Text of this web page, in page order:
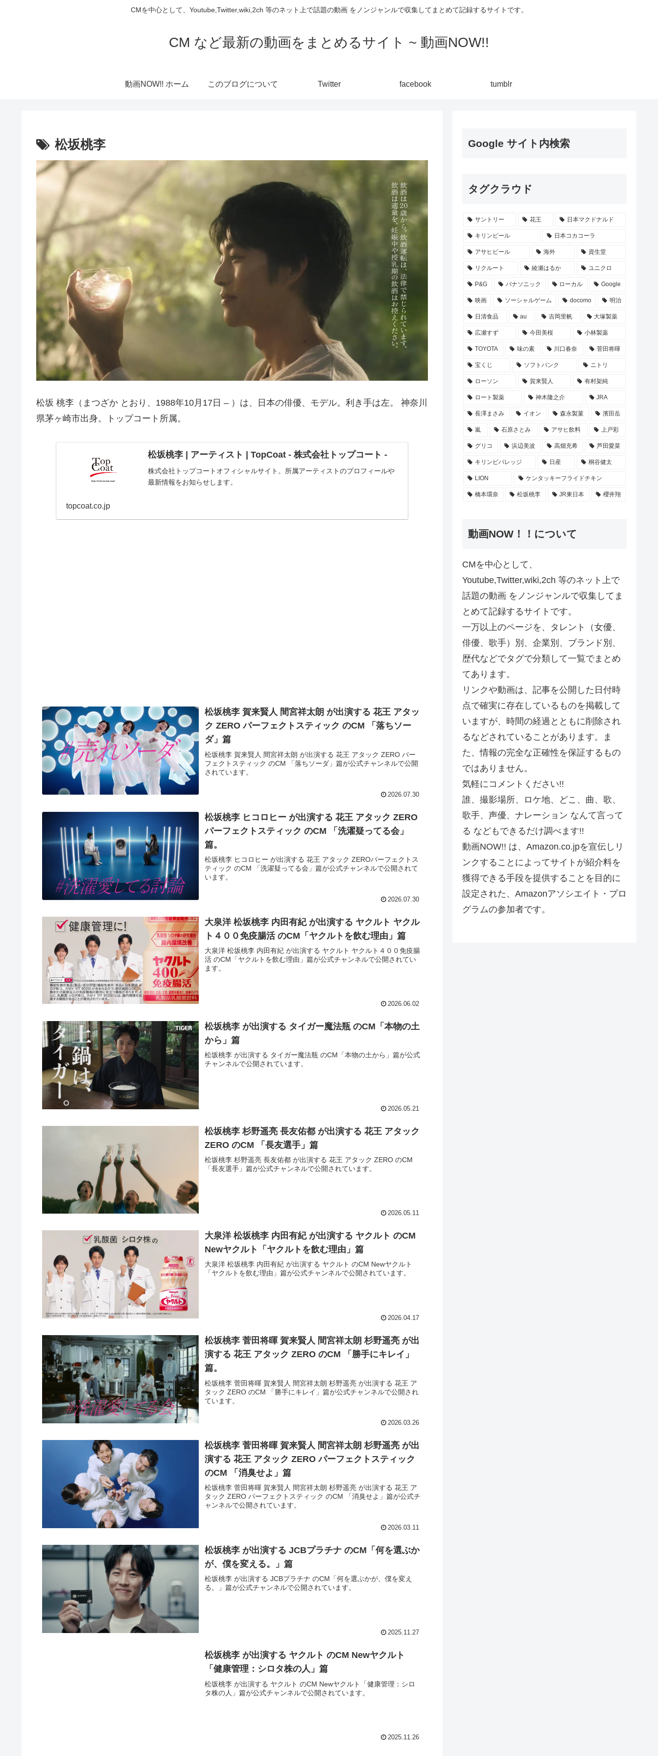
CMを中心として、Youtube,Twitter,wiki,2ch 等のネット上で話題の動画 をノンジャンルで収集してまとめて記録するサイトです。
CM など最新の動画をまとめるサイト ~ 動画NOW!!
動画NOW!! ホーム このブログについて Twitter facebook tumblr
松坂桃李
松坂 桃李（まつざか とおり、1988年10月17日 – ）は、日本の俳優、モデル。利き手は左。 神奈川
県茅ヶ崎市出身。トップコート所属。
松坂桃李 | アーティスト | TopCoat - 株式会社トップコート -
株式会社トップコートオフィシャルサイト。所属アーティストのプロフィールや
最新情報をお知らせします。
topcoat.co.jp
松坂桃李 賀来賢人 間宮祥太朗 が出演する 花王 アタッ
ク ZERO パーフェクトスティック のCM 「落ちソー
ダ」篇
松坂桃李 賀来賢人 間宮祥太朗 が出演する 花王 アタック ZERO パー
フェクトスティック のCM 「落ちソーダ」篇が公式チャンネルで公開
されています。
2026.07.30
松坂桃李 ヒコロヒー が出演する 花王 アタック ZERO
パーフェクトスティック のCM 「洗濯疑ってる会」
篇。
松坂桃李 ヒコロヒー が出演する 花王 アタック ZEROパーフェクトス
ティック のCM 「洗濯疑ってる会」篇が公式チャンネルで公開されて
います。
2026.07.30
大泉洋 松坂桃李 内田有紀 が出演する ヤクルト ヤクル
ト４００免疫腸活 のCM「ヤクルトを飲む理由」篇
大泉洋 松坂桃李 内田有紀 が出演する ヤクルト ヤクルト４００免疫腸
活 のCM「ヤクルトを飲む理由」篇が公式チャンネルで公開されてい
ます。
2026.06.02
松坂桃李 が出演する タイガー魔法瓶 のCM「本物の土
から」篇
松坂桃李 が出演する タイガー魔法瓶 のCM「本物の土から」篇が公式
チャンネルで公開されています。
2026.05.21
松坂桃李 杉野遥亮 長友佑都 が出演する 花王 アタック
ZERO のCM 「長友選手」篇
松坂桃李 杉野遥亮 長友佑都 が出演する 花王 アタック ZERO のCM
「長友選手」篇が公式チャンネルで公開されています。
2026.05.11
大泉洋 松坂桃李 内田有紀 が出演する ヤクルト のCM
Newヤクルト「ヤクルトを飲む理由」篇
大泉洋 松坂桃李 内田有紀 が出演する ヤクルト のCM Newヤクルト
「ヤクルトを飲む理由」篇が公式チャンネルで公開されています。
2026.04.17
松坂桃李 菅田将暉 賀来賢人 間宮祥太朗 杉野遥亮 が出
演する 花王 アタック ZERO のCM 「勝手にキレイ」
篇。
松坂桃李 菅田将暉 賀来賢人 間宮祥太朗 杉野遥亮 が出演する 花王 ア
タック ZERO のCM 「勝手にキレイ」篇が公式チャンネルで公開され
ています。
2026.03.26
松坂桃李 菅田将暉 賀来賢人 間宮祥太朗 杉野遥亮 が出
演する 花王 アタック ZERO パーフェクトスティック
のCM 「消臭せよ」篇
松坂桃李 菅田将暉 賀来賢人 間宮祥太朗 杉野遥亮 が出演する 花王 ア
タック ZERO パーフェクトスティック のCM 「消臭せよ」篇が公式チ
ャンネルで公開されています。
2026.03.11
松坂桃李 が出演する JCBプラチナ のCM「何を選ぶか
が、僕を変える。」篇
松坂桃李 が出演する JCBプラチナ のCM「何を選ぶかが、僕を変え
る。」篇が公式チャンネルで公開されています。
2025.11.27
松坂桃李 が出演する ヤクルト のCM Newヤクルト
「健康管理：シロタ株の人」篇
松坂桃李 が出演する ヤクルト のCM Newヤクルト「健康管理：シロ
タ株の人」篇が公式チャンネルで公開されています。
2025.11.26
Google サイト内検索
タグクラウド
サントリー 花王 日本マクドナルド
キリンビール 日本コカコーラ
アサヒビール 海外 資生堂
リクルート 綾瀬はるか ユニクロ
P&G パナソニック ローカル Google
映画 ソーシャルゲーム docomo 明治
日清食品 au 吉岡里帆 大塚製薬
広瀬すず 今田美桜 小林製薬
TOYOTA 味の素 川口春奈 菅田将暉
宝くじ ソフトバンク ニトリ
ローソン 賀来賢人 有村架純
ロート製薬 神木隆之介 JRA
長澤まさみ イオン 森永製菓 濱田岳
嵐 石原さとみ アサヒ飲料 上戸彩
グリコ 浜辺美波 高畑充希 芦田愛菜
キリンビバレッジ 日産 桐谷健太
LION ケンタッキーフライドチキン
橋本環奈 松坂桃李 JR東日本 櫻井翔
動画NOW！！について
CMを中心として、
Youtube,Twitter,wiki,2ch 等のネット上で
話題の動画 をノンジャンルで収集してま
とめて記録するサイトです。
一万以上のページを、タレント（女優、
俳優、歌手）別、企業別、ブランド別、
歴代などでタグで分類して一覧でまとめ
てあります。
リンクや動画は、記事を公開した日付時
点で確実に存在しているものを掲載して
いますが、時間の経過とともに削除され
るなどされていることがあります。ま
た、情報の完全な正確性を保証するもの
ではありません。
気軽にコメントください!!
誰、撮影場所、ロケ地、どこ、曲、歌、
歌手、声優、ナレーション なんて言って
る などもできるだけ調べます!!
動画NOW!! は、Amazon.co.jpを宣伝しリ
ンクすることによってサイトが紹介料を
獲得できる手段を提供することを目的に
設定された、Amazonアソシエイト・プロ
グラムの参加者です。